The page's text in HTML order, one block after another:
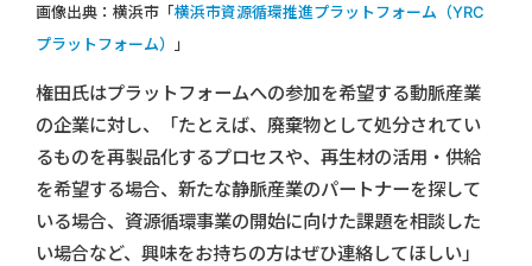
画像出典：横浜市「横浜市資源循環推進プラットフォーム（YRC
プラットフォーム）
」
権田氏はプラットフォームへの参加を希望する動脈産業
の企業に対し、「たとえば、廃棄物として処分されてい
るものを再製品化するプロセスや、再生材の活用・供給
を希望する場合、新たな静脈産業のパートナーを探して
いる場合、資源循環事業の開始に向けた課題を相談した
い場合など、興味をお持ちの方はぜひ連絡してほしい」